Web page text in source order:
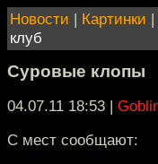
Новости | Картинки |
клуб
Суровые клопы
04.07.11 18:53 |
С мест сообщают: